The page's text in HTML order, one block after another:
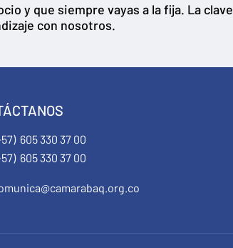
y que siempre vayas a la fija. La clave
con nosotros.
605 330 37 00
605 330 37 00